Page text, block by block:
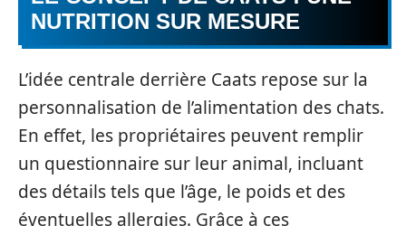
NUTRITION SUR MESURE
L’idée centrale derrière Caats repose sur la
personnalisation de l’alimentation des chats.
En effet, les propriétaires peuvent remplir
un questionnaire sur leur animal, incluant
des détails tels que l’âge, le poids et des
éventuelles allergies. Grâce à ces